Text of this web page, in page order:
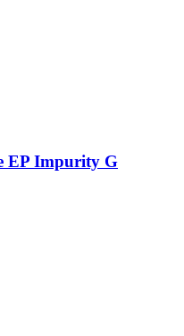
EP Impurity G